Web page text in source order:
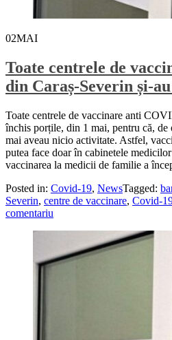
02MAI
Toate centrele de
din Caraș-Severin și-
Toate centrele de vaccinare anti
închis porțile, din 1 mai, pentru că, de
mai aveau nicio activitate. Astfel,
putea face doar în cabinetele
vaccinarea la medicii de familie a
Posted in: Covid-19, NewsTagged:
Severin, centre de vaccinare, Covid-
comentariu